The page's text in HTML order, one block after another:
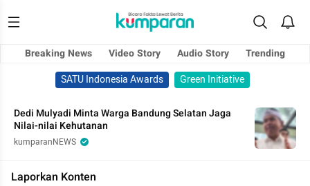
Breaking News Video Story Audio Story
Trending
SATU Indonesia Awards
Green Initiative
Dedi Mulyadi Minta Warga Bandung Selatan Jaga
Nilai-nilai Kehutanan
kumparanNEWS
Laporkan Konten